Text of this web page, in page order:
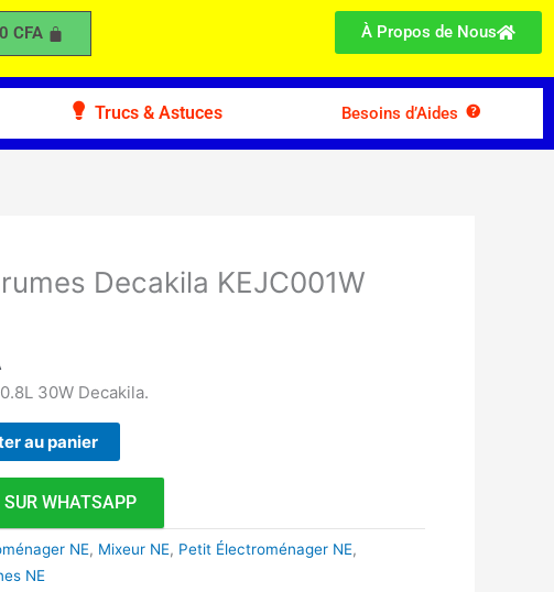
0 CFA À Propos de Nous
Trucs & Astuces Besoins d’Aides
Decakila KEJC001W
30W Decakila.
au panier
WHATSAPP
NE, Mixeur NE, Petit Électroménager NE,
NE